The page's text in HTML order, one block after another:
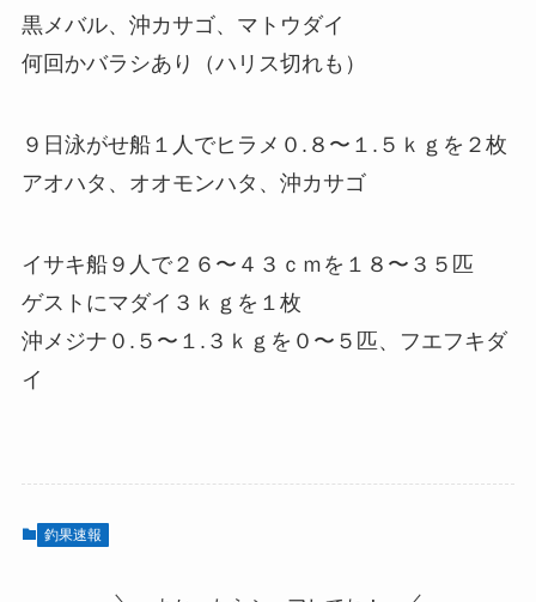
黒メバル、沖カサゴ、マトウダイ
何回かバラシあり（ハリス切れも）
９日泳がせ船１人でヒラメ０.８〜１.５ｋｇを２枚
アオハタ、オオモンハタ、沖カサゴ
イサキ船９人で２６〜４３ｃｍを１８〜３５匹
ゲストにマダイ３ｋｇを１枚
沖メジナ０.５〜１.３ｋｇを０〜５匹、フエフキダ
イ
釣果速報